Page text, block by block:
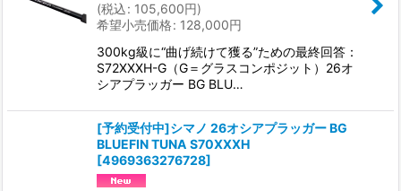
(税込: 105,600円)
希望小売価格: 128,000円
300kg級に“曲げ続けて獲る”ための最終回答：
S72XXXH-G（G＝グラスコンポジット）26オ
シアプラッガー BG BLU…
[予約受付中]シマノ 26オシアプラッガー BG
BLUEFIN TUNA S70XXXH
[4969363276728]